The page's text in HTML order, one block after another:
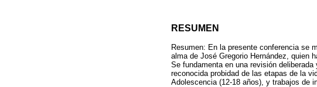
RESUMEN
Resumen: En la presente conferencia se
alma de José Gregorio Hernández, quien
Se fundamenta en una revisión
reconocida probidad de las etapas de la
Adolescencia (12-18 años), y trabajos de